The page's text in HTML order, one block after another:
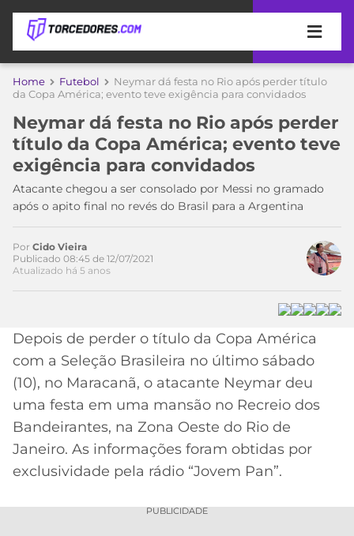
APOSTAS
DE
APOSTA
MELHORES
SITES
DE
APOSTAS
2026
BETBOOM
CÓDIGO
DE
INDICAÇÃO
BET365
CÓDIGO
COPA
DO
MUNDO
TIMES
MEU
TIME
PALMEIRAS
CORINTHIANS
SÃO
PAULO
SANTOS
CAMPEONATOS
SÉRIE
A
LIBERTADORES
COPA
DO
BRASIL
ESPORTIVA
MERCADO
DA
BOLA
PALPITES
Home Futebol
Neymar dá festa no Rio após perder título
da Copa América; evento teve exigência para convidados
Neymar dá festa no Rio após perder
título da Copa América; evento teve
exigência para convidados
Atacante chegou a ser consolado por Messi no gramado
após o apito final no revés do Brasil para a Argentina
Acesse o perfil do autor
no Twitter
Por Cido Vieira
Publicado 08:45 de 12/07/2021
Atualizado há 5 anos
Depois de perder o título da Copa América
com a Seleção Brasileira no último sábado
(10), no Maracanã, o atacante Neymar deu
uma festa em uma mansão no Recreio dos
Bandeirantes, na Zona Oeste do Rio de
Janeiro. As informações foram obtidas por
exclusividade pela rádio “Jovem Pan”.
PUBLICIDADE